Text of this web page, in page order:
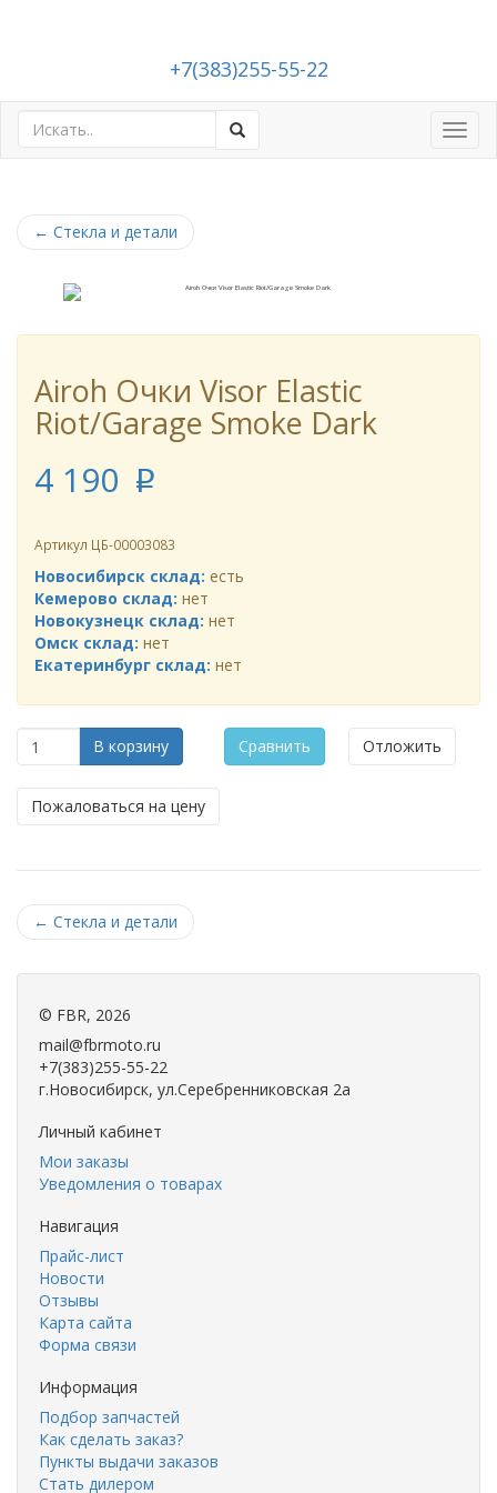
+7(383)255-55-22
← Стекла и детали
Airoh Очки Visor Elastic
Riot/Garage Smoke Dark
4 190 p
Артикул ЦБ-00003083
Новосибирск склад: есть
Кемерово склад: нет
Новокузнецк склад: нет
Омск склад: нет
Екатеринбург склад: нет
В корзину Сравнить Отложить
Пожаловаться на цену
← Стекла и детали
© FBR, 2026
mail@fbrmoto.ru
+7(383)255-55-22
г.Новосибирск, ул.Серебренниковская 2а
Личный кабинет
Мои заказы
Уведомления о товарах
Навигация
Прайс-лист
Новости
Отзывы
Карта сайта
Форма связи
Информация
Подбор запчастей
Как сделать заказ?
Пункты выдачи заказов
Стать дилером